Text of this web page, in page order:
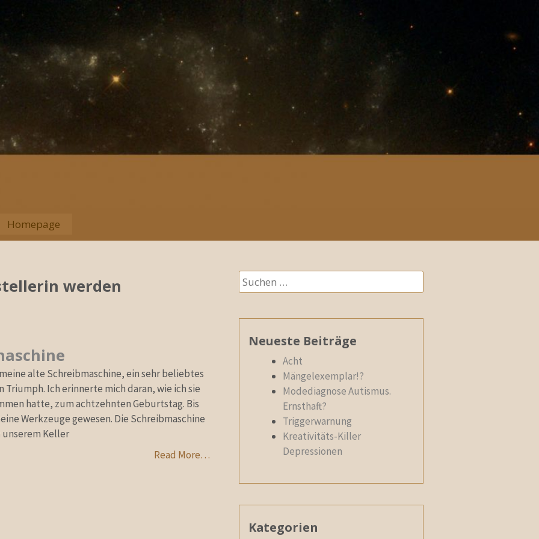
Homepage
werden
alte Schreibmaschine, ein sehr beliebtes
Triumph. Ich erinnerte mich daran, wie ich sie
hatte, zum achtzehnten Geburtstag. Bis
Werkzeuge gewesen. Die Schreibmaschine
unserem Keller
Read More…
Suchen
nach:
Neueste Beiträge
Acht
Mängelexemplar!?
Modediagnose Autismus.
Ernsthaft?
Triggerwarnung
Kreativitäts-Killer
Depressionen
Kategorien